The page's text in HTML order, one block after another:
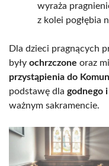
wyraża
z kolei pogłębia
Dla dzieci pragnących
były ochrzczone oraz
przystąpienia do
podstawę dla godnego
ważnym sakramencie.